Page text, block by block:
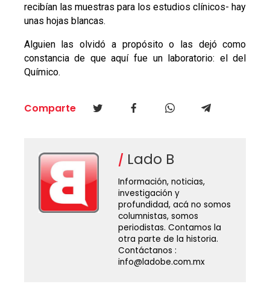
recibían las muestras para los estudios clínicos- hay
unas hojas blancas.
Alguien las olvidó a propósito o las dejó como
constancia de que aquí fue un laboratorio: el del
Químico.
Comparte
Lado B
Información, noticias,
investigación y
profundidad, acá no somos
columnistas, somos
periodistas. Contamos la
otra parte de la historia.
Contáctanos :
info@ladobe.com.mx